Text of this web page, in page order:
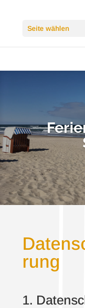
Seite wählen
rung
1.